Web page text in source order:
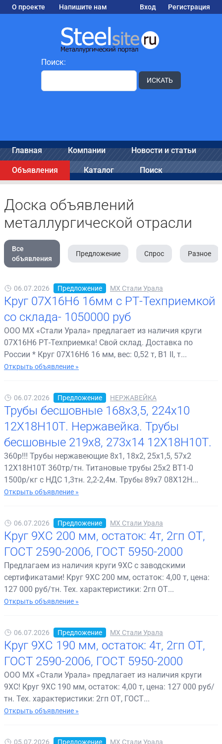
О проекте Напишите нам Вход Регистрация
Поиск:
ИСКАТЬ
Главная Компании Новости и статьи
Объявления Каталог Поиск
Доска объявлений
металлургической отрасли
Все
объявления
Предложение Спрос Разное
06.07.2026 Предложение МХ Стали Урала
Круг 07Х16Н6 16мм с РТ-Техприемкой
со склада- 1050000 руб
ООО МХ «Стали Урала» предлагает из наличия круги
07Х16Н6 РТ-Техприемка! Свой склад. Доставка по
России * Круг 07Х16Н6 16 мм, вес: 0,52 т, В1 II, т...
Открыть объявление »
06.07.2026 Предложение НЕРЖАВЕЙКА
Трубы бесшовные 168х3,5, 224х10
12Х18Н10Т. Нержавейка. Трубы
бесшовные 219х8, 273х14 12Х18Н10Т.
360р!!! Трубы нержавеющие 8х1, 18х2, 25х1,5, 57х2
12Х18Н10Т 360тр/тн. Титановые трубы 25х2 ВТ1-0
1500р/кг с НДС 1,3тн. 2,2-2,4м. Трубы 89х7 08Х12Н...
Открыть объявление »
06.07.2026 Предложение МХ Стали Урала
Круг 9ХС 200 мм, остаток: 4т, 2гп ОТ,
ГОСТ 2590-2006, ГОСТ 5950-2000
Предлагаем из наличия круги 9ХС с заводскими
сертификатами! Круг 9ХС 200 мм, остаток: 4,00 т, цена:
127 000 руб/тн. Тех. характеристики: 2гп ОТ...
Открыть объявление »
06.07.2026 Предложение МХ Стали Урала
Круг 9ХС 190 мм, остаток: 4т, 2гп ОТ,
ГОСТ 2590-2006, ГОСТ 5950-2000
ООО МХ «Стали Урала» предлагает из наличия круги
9ХС! Круг 9ХС 190 мм, остаток: 4,00 т, цена: 127 000 руб/
тн. Тех. характеристики: 2гп ОТ, ГОСТ...
Открыть объявление »
05.07.2026 Предложение МХ Стали Урала